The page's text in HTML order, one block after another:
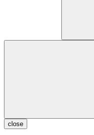
close